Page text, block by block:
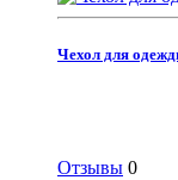
Чехол для
Отзывы 0